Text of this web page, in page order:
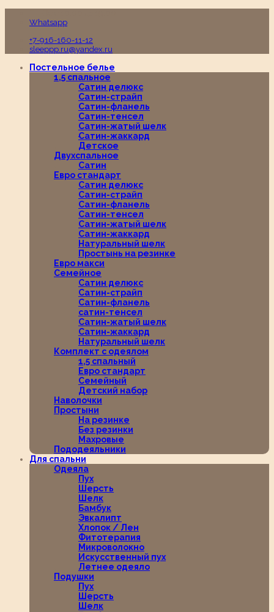
Whatsapp
+7-916-160-11-12
sleeppp.ru@yandex.ru
Постельное белье
1,5 спальное
Сатин делюкс
Сатин-страйп
Сатин-фланель
Сатин-тенсел
Сатин-жатый шелк
Сатин-жаккард
Детское
Двухспальное
Сатин
Евро стандарт
Сатин делюкс
Сатин-страйп
Сатин-фланель
Сатин-тенсел
Сатин-жатый шелк
Сатин-жаккард
Натуральный шелк
Простынь на резинке
Евро макси
Семейное
Сатин делюкс
Сатин-страйп
Сатин-фланель
сатин-тенсел
Сатин-жатый шелк
Сатин-жаккард
Натуральный шелк
Комплект с одеялом
1,5 спальный
Евро стандарт
Семейный
Детский набор
Наволочки
Простыни
На резинке
Без резинки
Махровые
Пододеяльники
Для спальни
Одеяла
Пух
Шерсть
Шелк
Бамбук
Эвкалипт
Хлопок / Лен
Фитотерапия
Микроволокно
Искусственный пух
Летнее одеяло
Подушки
Пух
Шерсть
Шелк